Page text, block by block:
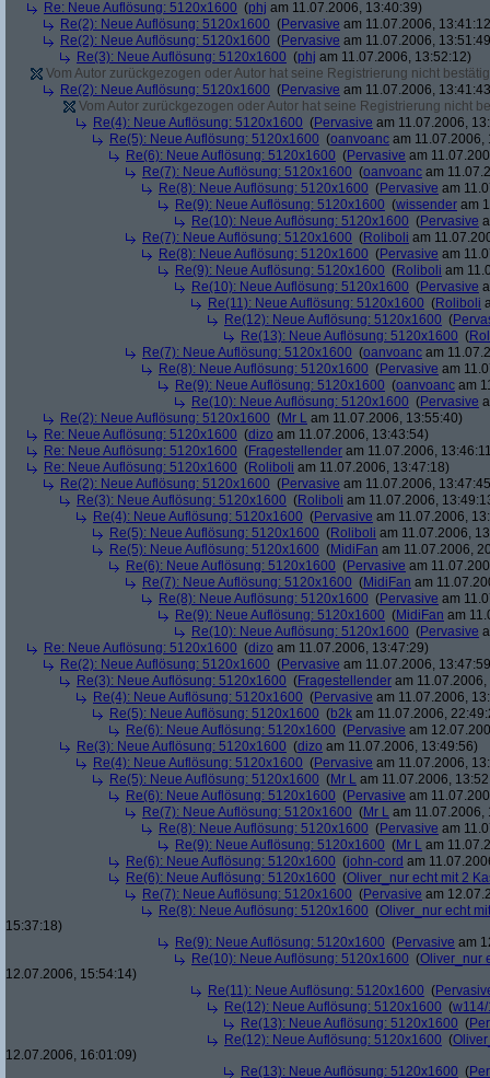
Re: Neue Auflösung: 5120x1600 (phj am 11.07.2006, 13:40:39)
Re(2): Neue Auflösung: 5120x1600 (Pervasive am 11.07.2006,
Re(2): Neue Auflösung: 5120x1600 (Pervasive am 11.07.2006,
Re(3): Neue Auflösung: 5120x1600 (phj am 11.07.2006, 13:52:12)
Vom Autor zurückgezogen oder Autor hat seine Registrierung nicht
Re(2): Neue Auflösung: 5120x1600 (Pervasive am 11.07.2006,
Vom Autor zurückgezogen oder Autor hat seine Registrierung nicht
Re(4): Neue Auflösung: 5120x1600 (Pervasive am 11.07.2006,
Re(5): Neue Auflösung: 5120x1600 (oanvoanc am 11.07.2006,
Re(6): Neue Auflösung: 5120x1600 (Pervasive am
Re(7): Neue Auflösung: 5120x1600 (oanvoanc am
Re(8): Neue Auflösung: 5120x1600 (Pervasive am
Re(9): Neue Auflösung: 5120x1600 (wissender am
Re(10): Neue Auflösung: 5120x1600 (Pervasive
Re(7): Neue Auflösung: 5120x1600 (Roliboli am
Re(8): Neue Auflösung: 5120x1600 (Pervasive am
Re(9): Neue Auflösung: 5120x1600 (Roliboli am
Re(10): Neue Auflösung: 5120x1600 (Pervasive
Re(11): Neue Auflösung: 5120x1600 (Roliboli
Re(12): Neue Auflösung: 5120x1600 (
Re(13): Neue Auflösung: 5120x1600 (
Re(7): Neue Auflösung: 5120x1600 (oanvoanc am
Re(8): Neue Auflösung: 5120x1600 (Pervasive am
Re(9): Neue Auflösung: 5120x1600 (oanvoanc am
Re(10): Neue Auflösung: 5120x1600 (Pervasive
Re(2): Neue Auflösung: 5120x1600 (Mr L am 11.07.2006, 13:55:40)
Re: Neue Auflösung: 5120x1600 (dizo am 11.07.2006, 13:43:54)
Re: Neue Auflösung: 5120x1600 (Fragestellender am 11.07.2006,
Re: Neue Auflösung: 5120x1600 (Roliboli am 11.07.2006, 13:47:18)
Re(2): Neue Auflösung: 5120x1600 (Pervasive am 11.07.2006,
Re(3): Neue Auflösung: 5120x1600 (Roliboli am 11.07.2006,
Re(4): Neue Auflösung: 5120x1600 (Pervasive am 11.07.2006,
Re(5): Neue Auflösung: 5120x1600 (Roliboli am 11.07.2006,
Re(5): Neue Auflösung: 5120x1600 (MidiFan am 11.07.2006,
Re(6): Neue Auflösung: 5120x1600 (Pervasive am
Re(7): Neue Auflösung: 5120x1600 (MidiFan am
Re(8): Neue Auflösung: 5120x1600 (Pervasive am
Re(9): Neue Auflösung: 5120x1600 (MidiFan am
Re(10): Neue Auflösung: 5120x1600 (Pervasive
Re: Neue Auflösung: 5120x1600 (dizo am 11.07.2006, 13:47:29)
Re(2): Neue Auflösung: 5120x1600 (Pervasive am 11.07.2006,
Re(3): Neue Auflösung: 5120x1600 (Fragestellender am
Re(4): Neue Auflösung: 5120x1600 (Pervasive am 11.07.2006,
Re(5): Neue Auflösung: 5120x1600 (b2k am 11.07.2006,
Re(6): Neue Auflösung: 5120x1600 (Pervasive am
Re(3): Neue Auflösung: 5120x1600 (dizo am 11.07.2006, 13:49:56)
Re(4): Neue Auflösung: 5120x1600 (Pervasive am 11.07.2006,
Re(5): Neue Auflösung: 5120x1600 (Mr L am 11.07.2006,
Re(6): Neue Auflösung: 5120x1600 (Pervasive am
Re(7): Neue Auflösung: 5120x1600 (Mr L am 11.07.2006,
Re(8): Neue Auflösung: 5120x1600 (Pervasive am
Re(9): Neue Auflösung: 5120x1600 (Mr L am
Re(6): Neue Auflösung: 5120x1600 (john-cord am
Re(6): Neue Auflösung: 5120x1600 (Oliver_nur echt mit 2
Re(7): Neue Auflösung: 5120x1600 (Pervasive am
Re(8): Neue Auflösung: 5120x1600 (Oliver_nur echt
15:37:18)
Re(9): Neue Auflösung: 5120x1600 (Pervasive am
Re(10): Neue Auflösung: 5120x1600 (Oliver_nur
12.07.2006, 15:54:14)
Re(11): Neue Auflösung: 5120x1600 (
Re(12): Neue Auflösung: 5120x1600 (
Re(13): Neue Auflösung: 5120x1600 (
Re(12): Neue Auflösung: 5120x1600 (
12.07.2006, 16:01:09)
Re(13): Neue Auflösung: 5120x1600 (